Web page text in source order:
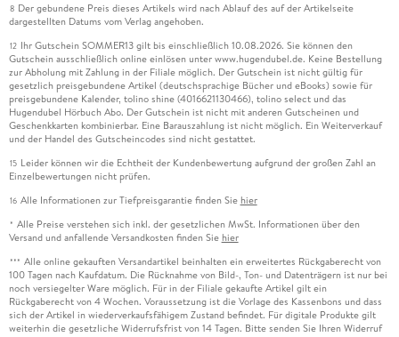
8 Der gebundene Preis dieses Artikels wird nach Ablauf des auf der Artikelseite
dargestellten Datums vom Verlag angehoben.
12 Ihr Gutschein SOMMER13 gilt bis einschließlich 10.08.2026. Sie können den
Gutschein ausschließlich online einlösen unter www.hugendubel.de. Keine Bestellung
zur Abholung mit Zahlung in der Filiale möglich. Der Gutschein ist nicht gültig für
gesetzlich preisgebundene Artikel (deutschsprachige Bücher und eBooks) sowie für
preisgebundene Kalender, tolino shine (4016621130466), tolino select und das
Hugendubel Hörbuch Abo. Der Gutschein ist nicht mit anderen Gutscheinen und
Geschenkkarten kombinierbar. Eine Barauszahlung ist nicht möglich. Ein Weiterverkauf
und der Handel des Gutscheincodes sind nicht gestattet.
15 Leider können wir die Echtheit der Kundenbewertung aufgrund der großen Zahl an
Einzelbewertungen nicht prüfen.
16 Alle Informationen zur Tiefpreisgarantie finden Sie hier
* Alle Preise verstehen sich inkl. der gesetzlichen MwSt. Informationen über den
Versand und anfallende Versandkosten finden Sie hier
*** Alle online gekauften Versandartikel beinhalten ein erweitertes Rückgaberecht von
100 Tagen nach Kaufdatum. Die Rücknahme von Bild-, Ton- und Datenträgern ist nur bei
noch versiegelter Ware möglich. Für in der Filiale gekaufte Artikel gilt ein
Rückgaberecht von 4 Wochen. Voraussetzung ist die Vorlage des Kassenbons und dass
sich der Artikel in wiederverkaufsfähigem Zustand befindet. Für digitale Produkte gilt
weiterhin die gesetzliche Widerrufsfrist von 14 Tagen. Bitte senden Sie Ihren Widerruf